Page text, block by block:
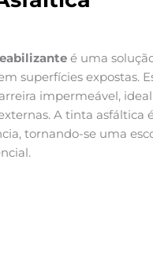
é uma
superfícies expostas.
impermeável, ideal
A tinta asfáltica
tornando-se uma